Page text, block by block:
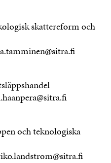
skattereform och
och teknologiska